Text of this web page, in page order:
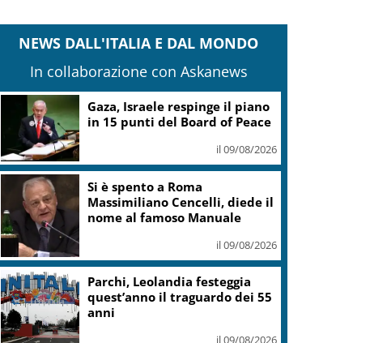
NEWS DALL'ITALIA E DAL MONDO
In collaborazione con Askanews
Legambiente assegna i premi
Parchi Emissioni Zero 2026
il 09/08/2026
Il Consorzio Vini Valle
Camonica il 17 e 18 agosto a
Ponte di Legno
il 09/08/2026
Campania, Allerta gialla per temporali
improvvisi su tutta Regione
il 09/08/2026